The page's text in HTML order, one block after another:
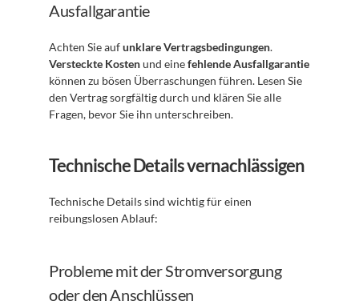
Ausfallgarantie
Achten Sie auf unklare Vertragsbedingungen
Versteckte Kosten und eine fehlende Ausfallgarantie
können zu bösen Überraschungen führen. Lesen Sie
den Vertrag sorgfältig durch und klären Sie alle
Fragen, bevor Sie ihn unterschreiben.
Technische Details vernachlässigen
Technische Details sind wichtig für einen
reibungslosen Ablauf:
Probleme mit der Stromversorgung
oder den Anschlüssen